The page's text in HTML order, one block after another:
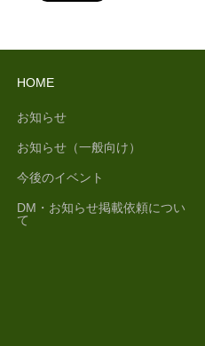
HOME
お知らせ
お知らせ（一般向け）
今後のイベント
DM・お知らせ掲載依頼につい
て